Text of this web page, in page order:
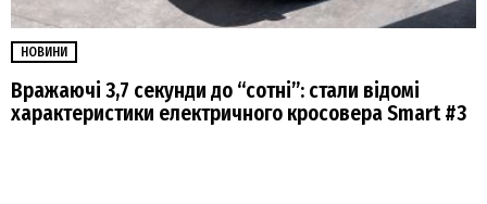
НОВИНИ
Вражаючі 3,7 секунди до “сотні”: стали відомі
характеристики електричного кросовера Smart #3